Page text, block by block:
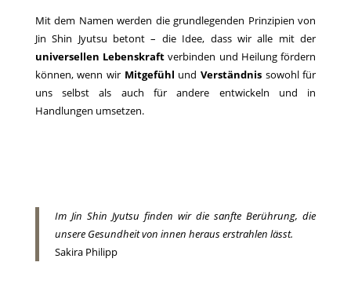
Mit dem Namen werden die grundlegenden Prinzipien von
Jin Shin Jyutsu betont – die Idee, dass wir alle mit der
universellen Lebenskraft verbinden und Heilung fördern
können, wenn wir Mitgefühl und Verständnissowohl für
uns selbst als auch für andere entwickeln und in
Handlungen umsetzen.
Im Jin Shin Jyutsu finden wir die sanfte Berührung, die
unsere Gesundheit von innen heraus erstrahlen lässt.
Sakira Philipp